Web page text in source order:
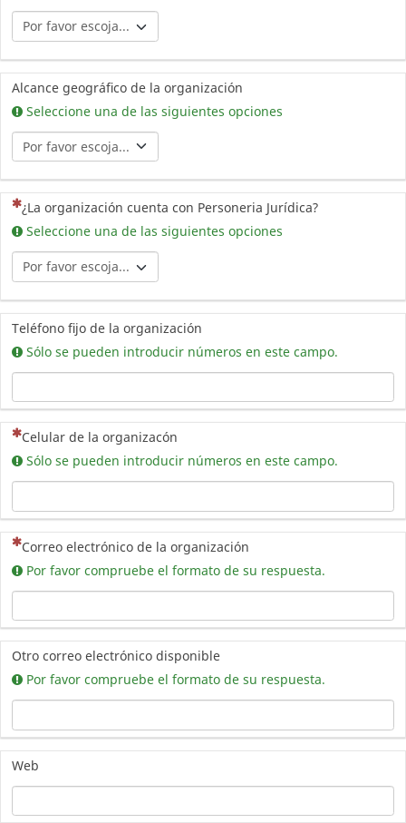
Alcance geográfico de la organización
Seleccione una de las siguientes opciones
(Esta pregunta es obligatoria)
¿La organización cuenta con Personeria Jurídica?
Seleccione una de las siguientes opciones
Teléfono fijo de la organización
Sólo se pueden introducir números en este campo.
(Esta pregunta es obligatoria)
Celular de la organizacón
Sólo se pueden introducir números en este campo.
(Esta pregunta es obligatoria)
Correo electrónico de la organización
Por favor compruebe el formato de su respuesta.
Otro correo electrónico disponible
Por favor compruebe el formato de su respuesta.
Web